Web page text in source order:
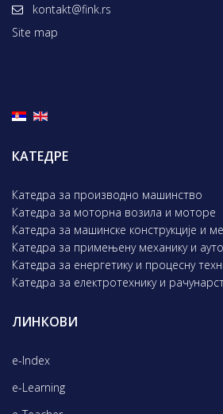
kontakt@fink.rs
Site map
КАТЕДРЕ
Катедра за производно машинство
Катедра за моторна возила и моторе
Катедра за машинске конструкције и
Катедра за примењену механику и
Катедра за енергетику и процесну
Катедра за електротехнику и
ЛИНКОВИ
e-Index
e-Learning